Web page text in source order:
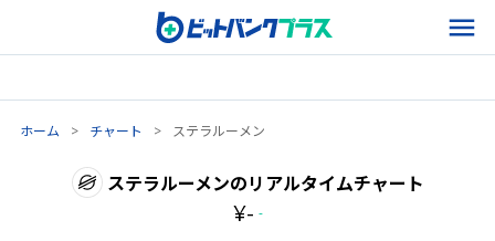
ホーム > チャート > ステラルーメン
ステラルーメンのリアルタイムチャート
¥- -